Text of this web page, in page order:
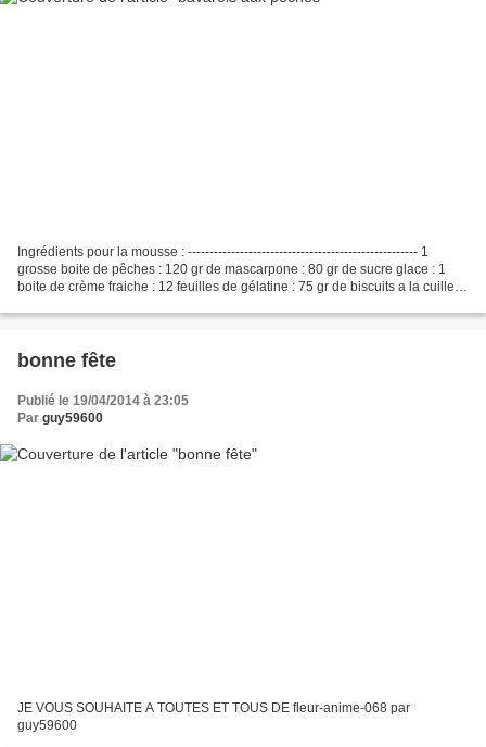
Ingrédients pour la mousse : ----------------------------------------------------- 1
grosse boite de pêches : 120 gr de mascarpone : 80 gr de sucre glace : 1
boite de crème fraiche : 12 feuilles de gélatine : 75 gr de biscuits a la cuiller :
bonne fête
Publié le 19/04/2014 à 23:05
Par guy59600
JE VOUS SOUHAITE A TOUTES ET TOUS DE fleur-anime-068 par
guy59600